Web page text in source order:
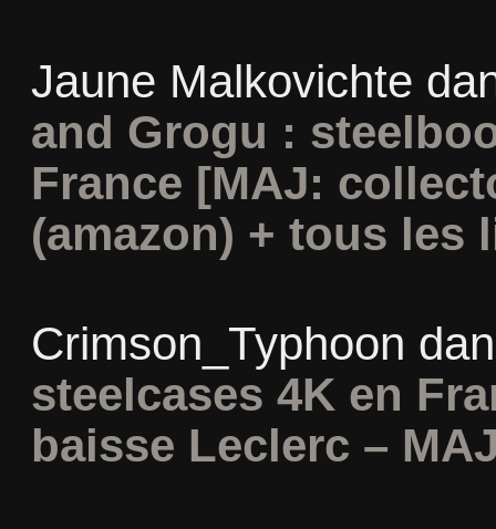
Jaune Malkovichte
and Grogu :
France [MAJ:
(amazon) + tous les
Crimson_Typhoon
steelcases 4K en
baisse Leclerc –